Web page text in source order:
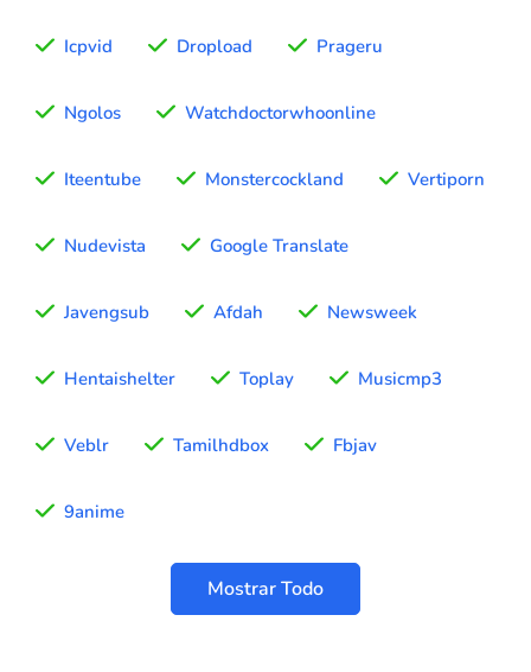
Icpvid Dropload Prageru
Ngolos Watchdoctorwhoonline
Iteentube Monstercockland Vertiporn
Nudevista Google Translate
Javengsub Afdah Newsweek
Hentaishelter Toplay Musicmp3
Veblr Tamilhdbox Fbjav
9anime
Mostrar Todo